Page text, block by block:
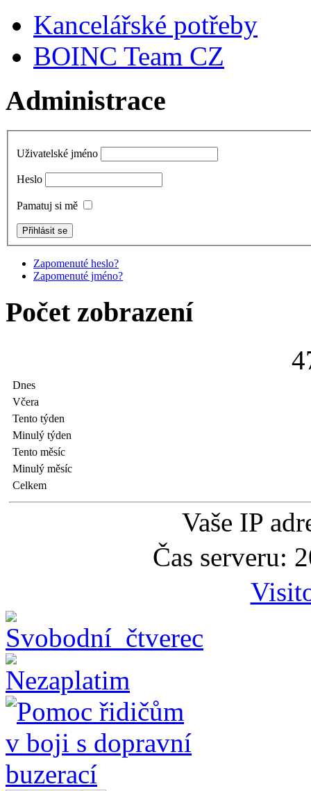
Kancelářské potřeby
BOINC Team CZ
Administrace
Uživatelské jméno
Heslo
Pamatuj si mě
Zapomenuté heslo?
Zapomenuté jméno?
Počet zobrazení
4
Dnes
Včera
Tento týden
Minulý týden
Tento měsíc
Minulý měsíc
Celkem
Vaše IP
Čas serveru: